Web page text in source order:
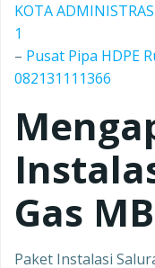
KOTA
1
– Pusat Pipa HDPE
082131111366
Gas
Paket Instalasi